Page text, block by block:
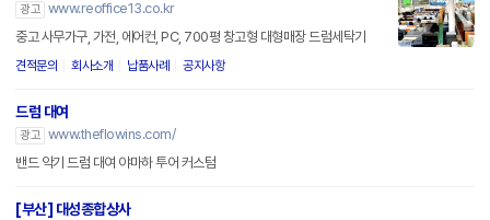
광고 www.reoffice13.co.kr
중고 사무가구, 가전, 에어컨, PC, 700평 창고형 대형매장 드럼세탁기
견적문의 회사소개 납품사례 공지사항
드럼 대여
광고 www.theflowins.com/
밴드 악기 드럼 대여 야마하 투어 커스텀
[부산] 대성종합상사